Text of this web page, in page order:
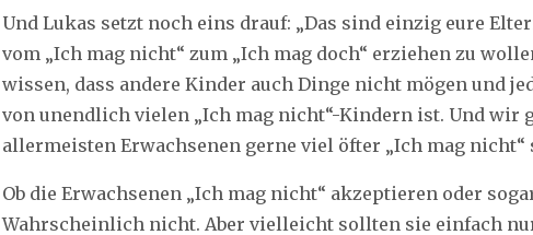
Und Lukas setzt noch eins drauf: „Das sind einzig eure
vom „Ich mag nicht“ zum „Ich mag doch“ erziehen zu
wissen, dass andere Kinder auch Dinge nicht mögen und
von unendlich vielen „Ich mag nicht“-Kindern ist. Und wir
allermeisten Erwachsenen gerne viel öfter „Ich mag nicht“
Ob die Erwachsenen „Ich mag nicht“ akzeptieren oder
Wahrscheinlich nicht. Aber vielleicht sollten sie einfach